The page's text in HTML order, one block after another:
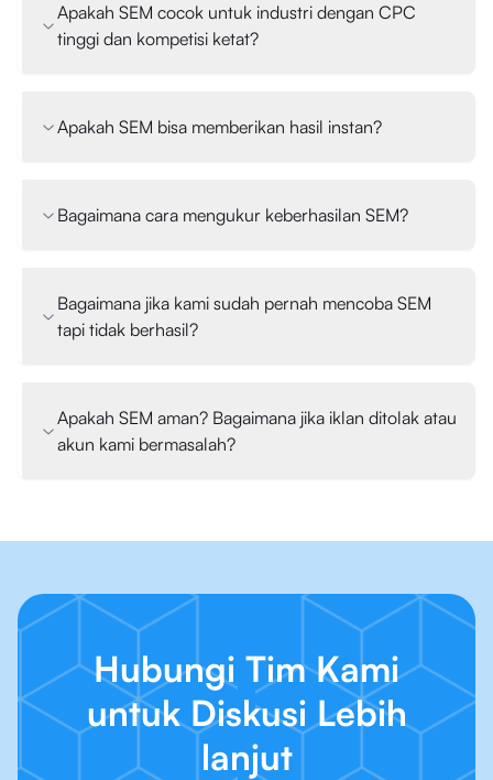
Apakah SEM cocok untuk industri dengan CPC
tinggi dan kompetisi ketat?
Apakah SEM bisa memberikan hasil instan?
Bagaimana cara mengukur keberhasilan SEM?
Bagaimana jika kami sudah pernah mencoba SEM
tapi tidak berhasil?
Apakah SEM aman? Bagaimana jika iklan ditolak atau
akun kami bermasalah?
Hubungi Tim Kami
untuk Diskusi Lebih
lanjut